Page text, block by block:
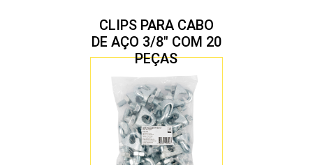
CLIPS PARA CABO
DE AÇO 3/8″ COM 20
PEÇAS